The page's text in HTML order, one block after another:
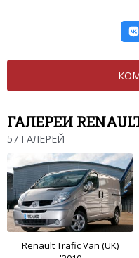
ГАЛЕРЕИ
57 ГАЛЕРЕЙ
Renault Trafic Van (UK)